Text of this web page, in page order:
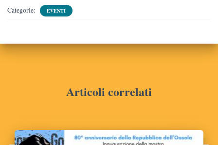
Categorie: EVENTI
Articoli correlati